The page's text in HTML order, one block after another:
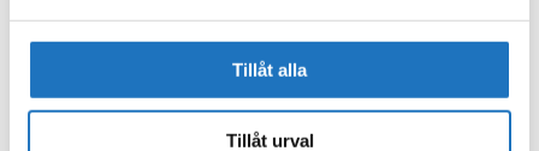
Tillåt alla
Tillåt urval